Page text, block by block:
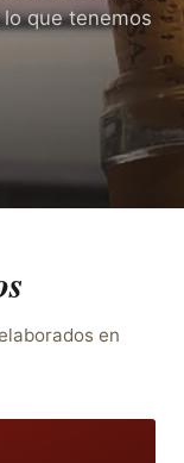
que tenemos
en